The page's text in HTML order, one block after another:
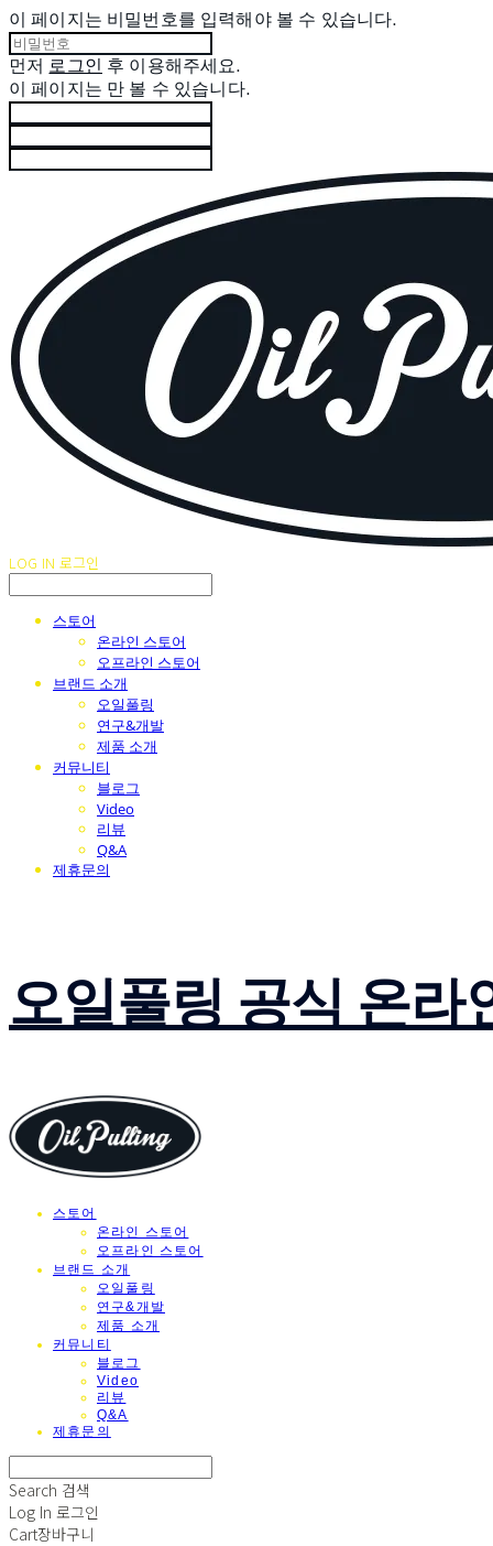
이 페이지는 비밀번호를 입력해야 볼 수 있습니다.
먼저 로그인 후 이용해주세요.
이 페이지는 만 볼 수 있습니다.
LOG IN 로그인
스토어
온라인 스토어
오프라인 스토어
브랜드 소개
오일풀링
연구&개발
제품 소개
커뮤니티
블로그
Video
리뷰
Q&A
제휴문의
오일풀링 공식 온라
스토어
온라인 스토어
오프라인 스토어
브랜드 소개
오일풀링
연구&개발
제품 소개
커뮤니티
블로그
Video
리뷰
Q&A
제휴문의
Search 검색
Log In 로그인
Cart장바구니